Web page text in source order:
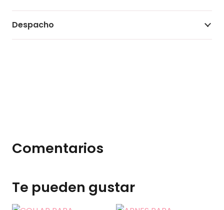
Despacho
Comentarios
Te pueden gustar